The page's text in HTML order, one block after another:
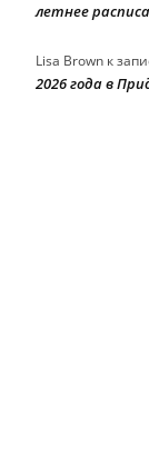
летнее
Lisa Brown к
2026 года в